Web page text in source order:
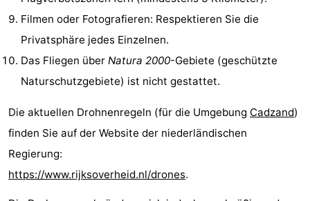
Minigolfplätze
Wellness-
Städte
Natur
Sport
Schwimmbader
-
Filmen oder Fotografieren: Respektieren Sie die
Privatsphäre jedes Einzelnen.
Das Fliegen über Natura 2000-Gebiete (geschützte
Naturschutzgebiete) ist nicht gestattet.
Die aktuellen Drohnenregeln (für die Umgebung Cadzand)
finden Sie auf der Website der niederländischen
Regierung:
https://www.rijksoverheid.nl/drones.